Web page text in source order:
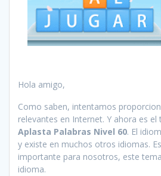
Hola amigo,
Como saben, intentamos
relevantes en Internet. Y ahora es
Aplasta Palabras Nivel 60. El
y existe en muchos otros idiomas.
importante para nosotros, este
idioma.